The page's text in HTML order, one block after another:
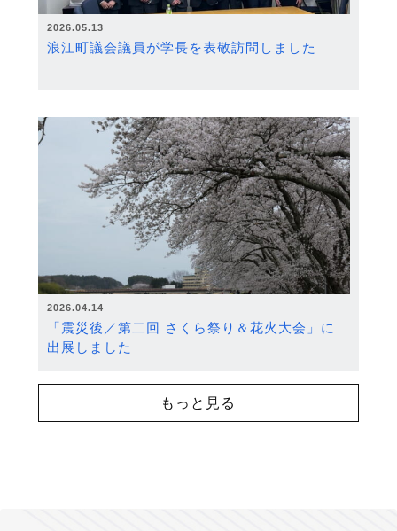
2026.05.13
浪江町議会議員が学長を表敬訪問しました
2026.04.14
「震災後／第二回 さくら祭り＆花火大会」に
出展しました
もっと見る